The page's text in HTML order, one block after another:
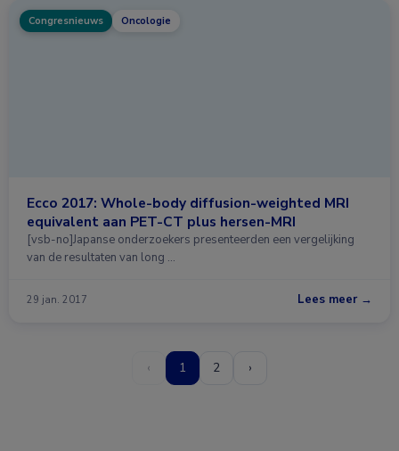
Congresnieuws Oncologie
Ecco 2017: Whole-body diffusion-weighted MRI
equivalent aan PET-CT plus hersen-MRI
[vsb-no]Japanse onderzoekers presenteerden een vergelijking
van de resultaten van long …
29 jan. 2017 Lees meer →
‹ 1 2 ›